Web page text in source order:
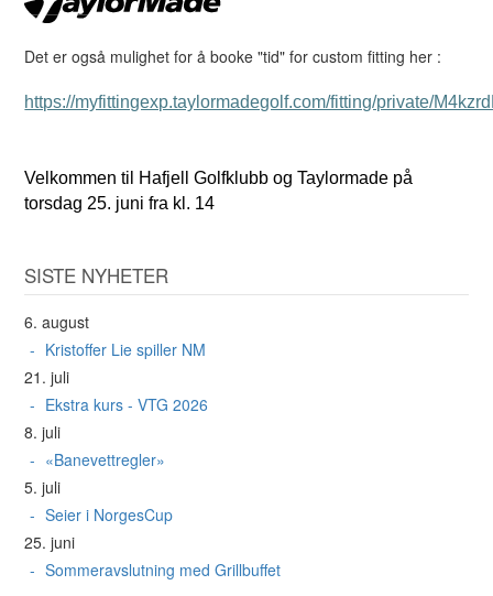
Det er også mulighet for å booke "tid" for custom fitting her :
https://myfittingexp.taylormadegolf.com/fitting/private/
Velkommen til Hafjell Golfklubb og Taylormade på
torsdag 25. juni fra kl. 14
SISTE NYHETER
6. august
Kristoffer Lie spiller NM
21. juli
Ekstra kurs - VTG 2026
8. juli
«Banevettregler»
5. juli
Seier i NorgesCup
25. juni
Sommeravslutning med Grillbuffet